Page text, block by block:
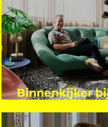
Binnenkijker